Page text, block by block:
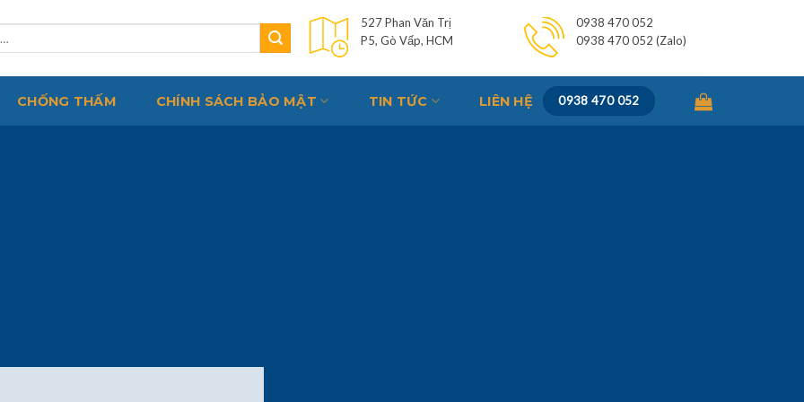
527 Phan Văn Trị
P5, Gò Vấp, HCM
0938 470 052
0938 470 052 (Zalo)
CHỐNG THẤM CHÍNH SÁCH BẢO MẬT TIN TỨC LIÊN HỆ 0938 470 052